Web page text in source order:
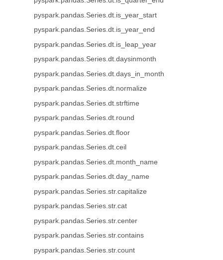
pyspark.pandas.Series.dt.is_year_start
pyspark.pandas.Series.dt.is_year_end
pyspark.pandas.Series.dt.is_leap_year
pyspark.pandas.Series.dt.daysinmonth
pyspark.pandas.Series.dt.days_in_month
pyspark.pandas.Series.dt.normalize
pyspark.pandas.Series.dt.strftime
pyspark.pandas.Series.dt.round
pyspark.pandas.Series.dt.floor
pyspark.pandas.Series.dt.ceil
pyspark.pandas.Series.dt.month_name
pyspark.pandas.Series.dt.day_name
pyspark.pandas.Series.str.capitalize
pyspark.pandas.Series.str.cat
pyspark.pandas.Series.str.center
pyspark.pandas.Series.str.contains
pyspark.pandas.Series.str.count